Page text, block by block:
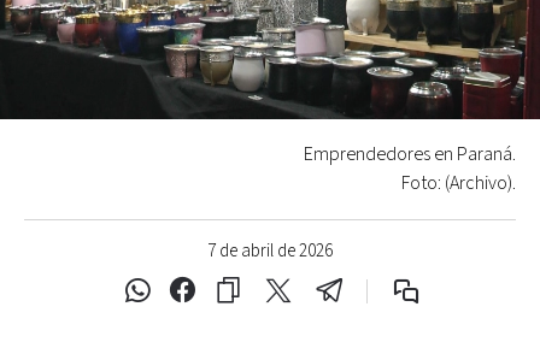
7 de abril de 2026
Emprendedores en Paraná.
Foto: (Archivo).